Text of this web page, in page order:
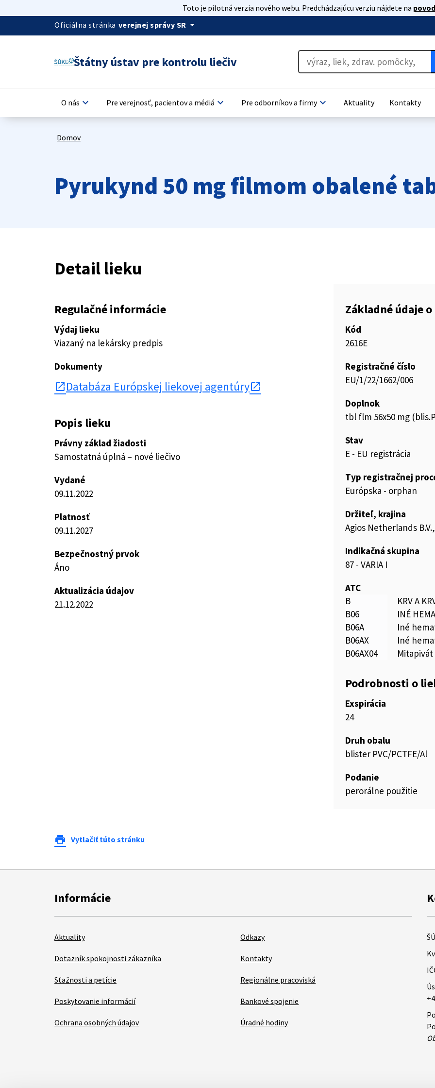
Toto je pilotná verzia nového webu. Predchádzajúcu verziu nájdete na
Oficiálna stránka verejnej správy SR arrow_drop_down
Štátny ústav pre kontrolu liečiv
O nás keyboard_arrow_down Pre verejnosť, pacientov a médiá keyboard_arrow_down Pre odborníkov a firmykeyboard_arrow_down Aktuality Kontakty
Domov
Pyrukynd 50 mg filmom obalené
Detail lieku
Regulačné informácie
Výdaj lieku
Viazaný na lekársky predpis
Dokumenty
open_in_new Databáza Európskej liekovej agentúry
Popis lieku
Právny základ žiadosti
Samostatná úplná – nové liečivo
Vydané
09.11.2022
Platnosť
09.11.2027
Bezpečnostný prvok
Áno
Aktualizácia údajov
21.12.2022
Základné údaje
Kód
2616E
Registračné číslo
EU/1/22/1662/006
Doplnok
tbl flm 56x50 mg
Stav
E - EU registrácia
Typ registračnej
Európska - orphan
Držiteľ, krajina
Agios Netherlands
Indikačná skupina
87 - VARIA I
ATC
B
KRV A
B06
INÉ
B06A
Iné
B06AX
Iné
B06AX04
Mitapivát
Podrobnosti o
Exspirácia
24
Druh obalu
blister PVC/PCTFE/Al
Podanie
perorálne použitie
print Vytlačiť túto stránku
Informácie
Aktuality
Dotazník spokojnosti zákazníka
Sťažnosti a petície
Poskytovanie informácií
Ochrana osobných údajov
Odkazy
Kontakty
Regionálne pracoviská
Bankové spojenie
Úradné hodiny